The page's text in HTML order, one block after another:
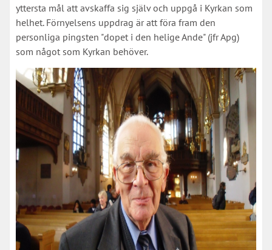
yttersta mål att avskaffa sig själv och uppgå i Kyrkan som
helhet. Förnyelsens uppdrag är att föra fram den
personliga pingsten "dopet i den helige Ande" (jfr Apg)
som något som Kyrkan behöver.